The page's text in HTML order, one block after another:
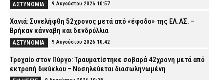
ΑΣΤΥΝΟΜΙΑ 9 Αυγούστου 2026 10:57
Χανιά: Συνελήφθη 52χρονος μετά από «έφοδο» της ΕΛ.ΑΣ. –
Βρήκαν κάνναβη και δενδρύλλια
ΑΣΤΥΝΟΜΙΑ 9 Αυγούστου 2026 10:42
Τροχαίο στον Πύργο: Τραυματίστηκε σοβαρά 42χρονη μετά από
εκτροπή δικύκλου – Νοσηλεύεται διασωληνωμένη